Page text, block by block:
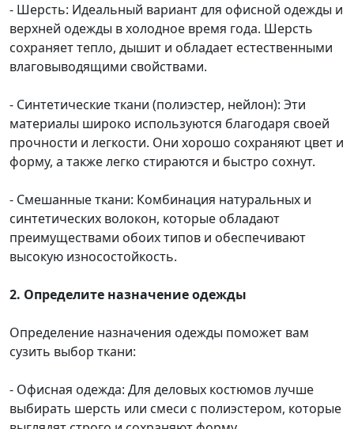
- Шерсть: Идеальный вариант для офисной одежды и
верхней одежды в холодное время года. Шерсть
сохраняет тепло, дышит и обладает естественными
влаговыводящими свойствами.
- Синтетические ткани (полиэстер, нейлон): Эти
материалы широко используются благодаря своей
прочности и легкости. Они хорошо сохраняют цвет и
форму, а также легко стираются и быстро сохнут.
- Смешанные ткани: Комбинация натуральных и
синтетических волокон, которые обладают
преимуществами обоих типов и обеспечивают
высокую износостойкость.
2. Определите назначение одежды
Определение назначения одежды поможет вам
сузить выбор ткани:
- Офисная одежда: Для деловых костюмов лучше
выбирать шерсть или смеси с полиэстером, которые